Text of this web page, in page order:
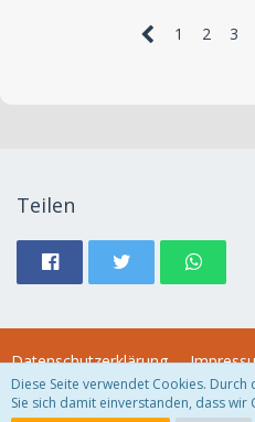
1 2 3
Teilen
Datenschutzerklärung
Diese Seite verwendet Cookies.
Sie sich damit einverstanden, dass wir